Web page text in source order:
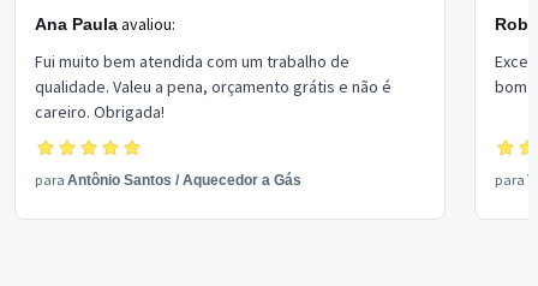
Ana Paulaavaliou:
Fui muito bem atendida com um trabalho de
qualidade. Valeu a pena, orçamento grátis e não é
careiro. Obrigada!
para Antônio Santos / Aquecedor a Gás
bom
para